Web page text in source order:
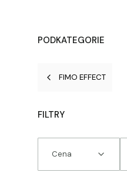
PODKATEGORIE
FIMO EFFECT
FILTRY
Cena